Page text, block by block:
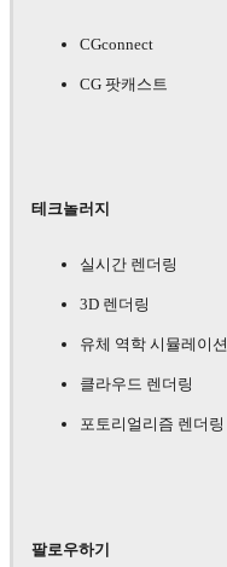
CGconnect
CG 팟캐스트
테크놀러지
실시간 렌더링
3D 렌더링
유체 역학 시뮬레이션
클라우드 렌더링
포토리얼리즘 렌더링
팔로우하기